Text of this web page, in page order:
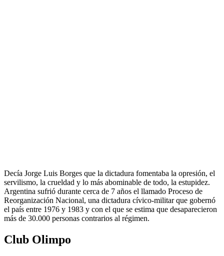
Decía Jorge Luis Borges que la dictadura fomentaba la opresión, el
servilismo, la crueldad y lo más abominable de todo, la estupidez.
Argentina sufrió durante cerca de 7 años el llamado Proceso de
Reorganización Nacional, una dictadura cívico-militar que gobernó
el país entre 1976 y 1983 y con el que se estima que desaparecieron
más de 30.000 personas contrarios al régimen.
Club Olimpo